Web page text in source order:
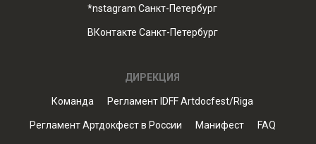
*nstagram Санкт-Петербург
ВКонтакте Санкт-Петербург
ДИРЕКЦИЯ
Команда Регламент IDFF Artdocfest/Riga
Регламент Артдокфест в России Манифест FAQ